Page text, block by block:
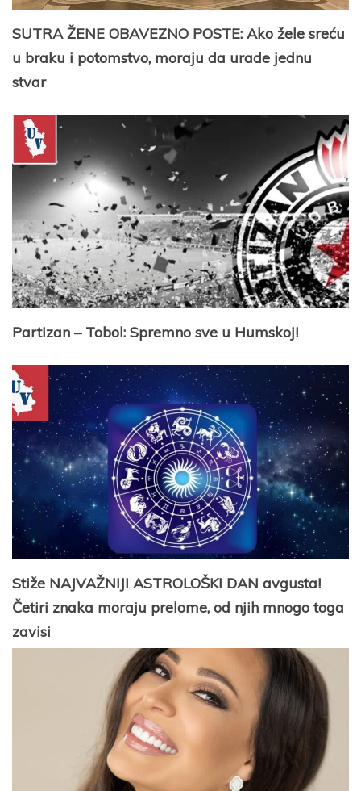
SUTRA ŽENE OBAVEZNO POSTE: Ako žele sreću
u braku i potomstvo, moraju da urade jednu
stvar
Partizan – Tobol: Spremno sve u Humskoj!
Stiže NAJVAŽNIJI ASTROLOŠKI DAN avgusta!
Četiri znaka moraju prelome, od njih mnogo toga
zavisi